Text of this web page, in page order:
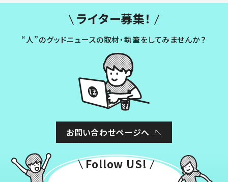
ライター募集！
“人”のグッドニュースの取材・執筆をしてみませんか？
お問い合わせページへ
Follow US!